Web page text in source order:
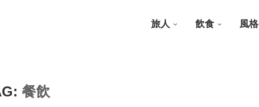
旅人 飲食 風格
餐飲